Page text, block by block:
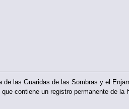
las Guaridas de las Sombras y el
que contiene un registro permanente de la